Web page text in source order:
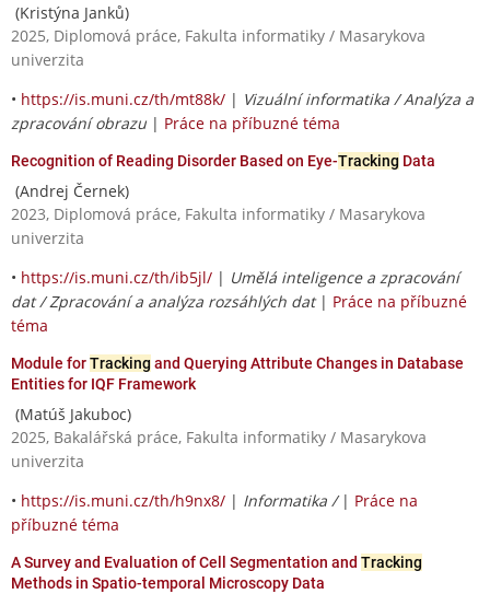
(Kristýna Janků)
2025, Diplomová práce, Fakulta informatiky / Masarykova
univerzita
• https://is.muni.cz/th/mt88k/ | Vizuální informatika / Analýza a
zpracování obrazu | Práce na příbuzné téma
Recognition of Reading Disorder Based on Eye-Tracking Data
(Andrej Černek)
2023, Diplomová práce, Fakulta informatiky / Masarykova
univerzita
• https://is.muni.cz/th/ib5jl/ | Umělá inteligence a zpracování
dat / Zpracování a analýza rozsáhlých dat| Práce na příbuzné
téma
Module forTracking and Querying Attribute Changes in Database
Entities for IQF Framework
(Matúš Jakuboc)
2025, Bakalářská práce, Fakulta informatiky / Masarykova
univerzita
• https://is.muni.cz/th/h9nx8/ | Informatika / | Práce na
příbuzné téma
A Survey and Evaluation of Cell Segmentation and Tracking
Methods in Spatio-temporal Microscopy Data